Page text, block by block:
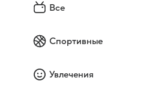
Все
Спортивные
Увлечения